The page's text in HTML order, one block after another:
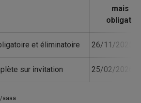
et éliminatoire 26/11/2025
sur invitation 25/02/2026
aaaa